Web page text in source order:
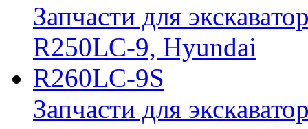
Запчасти для
R250LC-9, Hyundai
R260LC-9S
Запчасти для